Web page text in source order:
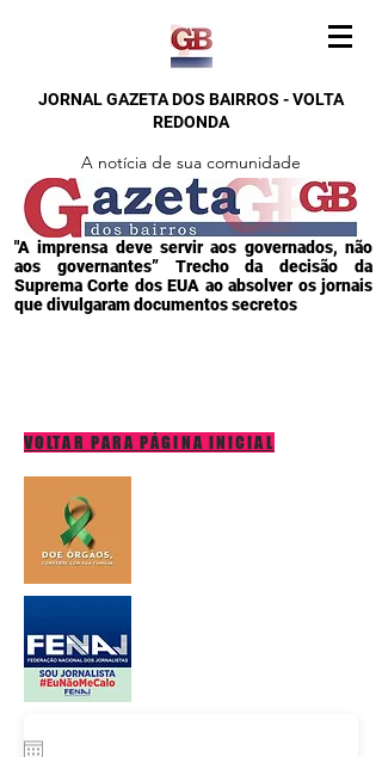
JORNAL GAZETA DOS BAIRROS - VOLTA
REDONDA
A notícia de sua comunidade
"A imprensa deve servir aos governados, não
aos governantes” Trecho da decisão da
Suprema Corte dos EUA ao absolver os jornais
que divulgaram documentos secretos
VOLTAR PARA PÁGINA INICIAL